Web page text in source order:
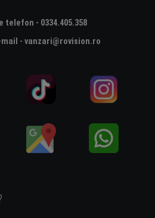
telefon - 0334.405.358
- vanzari@rovision.ro